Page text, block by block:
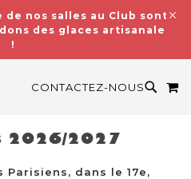
de nos salles au Club sont
des glaces artisanales
!
CONTACTEZ-NOUS
2027
Parisiens, dans le 17e,